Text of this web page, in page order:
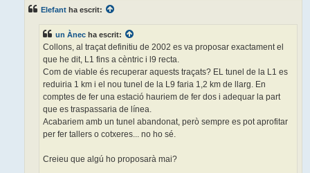
Elefant ha escrit:
un Ànec ha escrit:
Collons, al traçat definitiu de 2002 es va proposar exactament el
que he dit, L1 fins a cèntric i l9 recta.
Com de viable és recuperar aquests traçats? EL tunel de la L1 es
reduiria 1 km i el nou tunel de la L9 faria 1,2 km de llarg. En
comptes de fer una estació hauriem de fer dos i adequar la part
que es traspassaria de línea.
Acabariem amb un tunel abandonat, però sempre es pot aprofitar
per fer tallers o cotxeres... no ho sé.
Creieu que algú ho proposarà mai?